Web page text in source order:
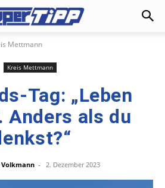
Mettmann
Kreis Mettmann
Tag: „Leben
Anders als du
- 2. Dezember 2023